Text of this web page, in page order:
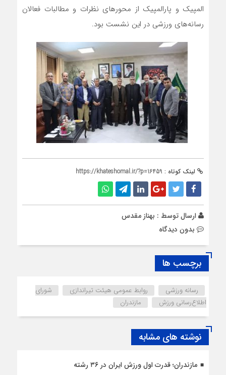
المپیک و پارالمپیک از محورهای نظرات و مطالبات فعالان
رسانه‌های ورزشی در این نشست بود.
لینک کوتاه : https://khateshomal.ir/?p=16459
ارسال توسط : بهناز مقدس
بدون دیدگاه
برچسب ها
رسانه ورزشی روابط عمومی هیئت تیراندازی
شورای
اطلاع‌رسانی ورزش
مازندران
نوشته های مشابه
مازندران؛ قدرت اول ورزش ایران در ۳۶ رشته